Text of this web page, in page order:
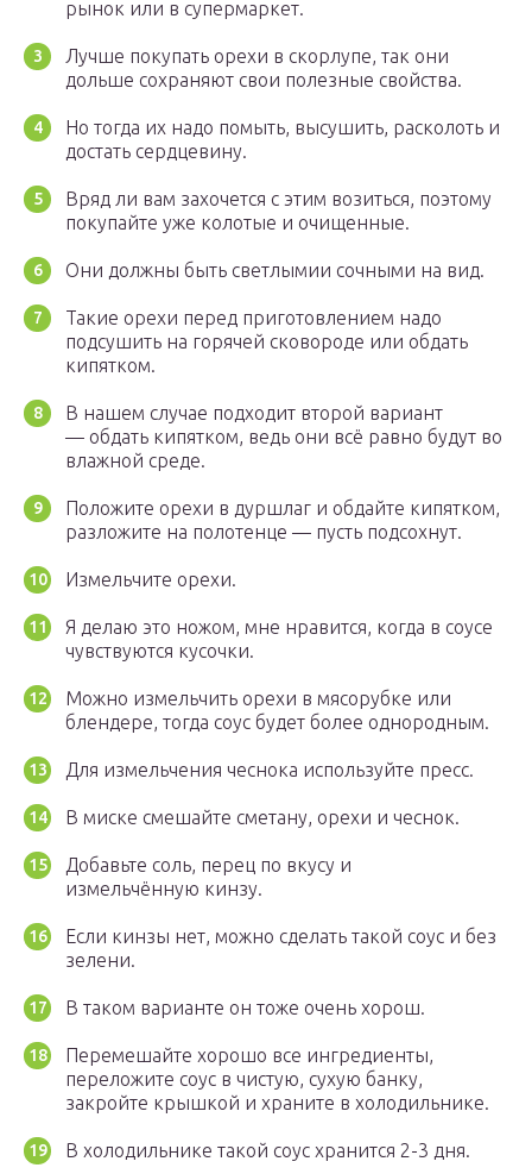
рынок или в супермаркет.
Лучше покупать орехи в скорлупе, так они
дольше сохраняют свои полезные свойства.
Но тогда их надо помыть, высушить, расколоть и
достать сердцевину.
Вряд ли вам захочется с этим возиться, поэтому
покупайте уже колотые и очищенные.
Они должны быть светлымии сочными на вид.
Такие орехи перед приготовлением надо
подсушить на горячей сковороде или обдать
кипятком.
В нашем случае подходит второй вариант
— обдать кипятком, ведь они всё равно будут во
влажной среде.
Положите орехи в дуршлаг и обдайте кипятком,
разложите на полотенце — пусть подсохнут.
Измельчите орехи.
Я делаю это ножом, мне нравится, когда в соусе
чувствуются кусочки.
Можно измельчить орехи в мясорубке или
блендере, тогда соус будет более однородным.
Для измельчения чеснока используйте пресс.
В миске смешайте сметану, орехи и чеснок.
Добавьте соль, перец по вкусу и
измельчённую кинзу.
Если кинзы нет, можно сделать такой соус и без
зелени.
В таком варианте он тоже очень хорош.
Перемешайте хорошо все ингредиенты,
переложите соус в чистую, сухую банку,
закройте крышкой и храните в холодильнике.
В холодильнике такой соус хранится 2-3 дня.